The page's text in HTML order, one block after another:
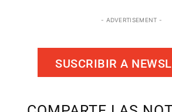
- ADVERTISEMENT -
SUSCRIBIR A